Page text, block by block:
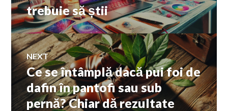
articole
trebuie să știi
NEXT
Next
post:
Ce se întâmplă dacă pui foi de
dafin în pantofi sau sub
pernă? Chiar dă rezultate